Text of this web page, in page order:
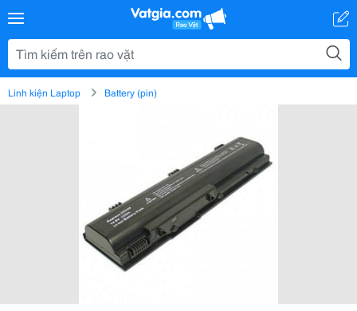
Linh kiện Laptop Battery (pin)